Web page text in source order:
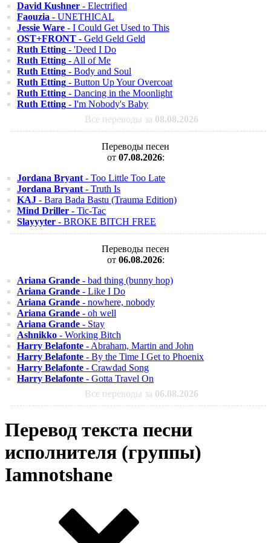
David Kushner - Electrified
Faouzia - UNETHICAL
Jessie Ware - I Could Get Used to This
OST+FRONT - Geld Geld Geld
Ruth Etting - 'Deed I Do
Ruth Etting - All of Me
Ruth Etting - Body and Soul
Ruth Etting - Button Up Your Overcoat
Ruth Etting - Dancing in the Moonlight
Ruth Etting - I'm Nobody's Baby
Все переводы за 08.08.2026
Переводы песен
от 07.08.2026:
Jordana Bryant - Too Little Too Late
Jordana Bryant - Truth Is
KAJ - Bara Bada Bastu (Trauma Edition)
Mind Driller - Tic-Tac
Slayyyter - BROKE BITCH FREE
Переводы песен
от 06.08.2026:
Ariana Grande - bad thing (bunny hop)
Ariana Grande - Like I Do
Ariana Grande - nowhere, nobody
Ariana Grande - oh well
Ariana Grande - Stay
Ashnikko - Working Bitch
Harry Belafonte - Abraham, Martin and John
Harry Belafonte - By the Time I Get to Phoenix
Harry Belafonte - Crawdad Song
Harry Belafonte - Gotta Travel On
Все переводы за 06.08.2026
Перевод текста песни
исполнителя (группы)
Iamnotshane